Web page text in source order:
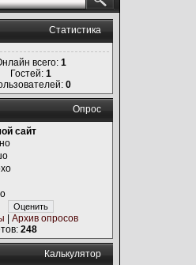
Статистика
всего: 1
Гостей: 1
0
Опрос
сайт
Архив опросов
248
Калькулятор